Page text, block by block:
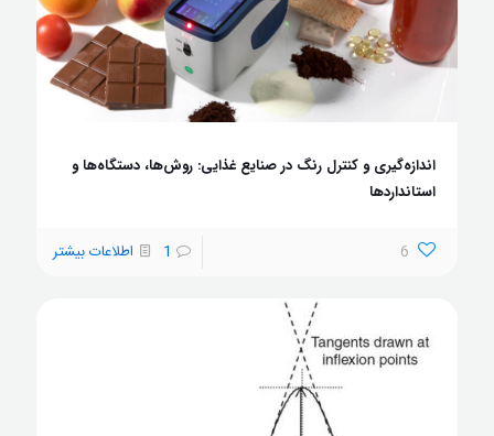
اندازه‌گیری و کنترل رنگ در صنایع غذایی: روش‌ها، دستگاه‌ها و
استانداردها
6
1 اطلاعات بیشتر